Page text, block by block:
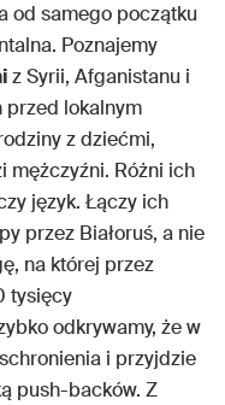
od samego początku
Poznajemy
z Syrii, Afganistanu i
przed lokalnym
z dziećmi,
mężczyźni. Różni ich
język. Łączy ich
przez Białoruś, a nie
na której przez
tysięcy
odkrywamy, że w
i przyjdzie
push-backów. Z